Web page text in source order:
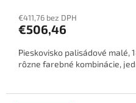
€411,76 bez DPH
€506,46
Pieskovisko palisádové malé,
rôzne farebné kombinácie,